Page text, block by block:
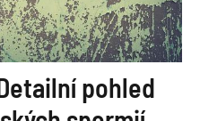
pohled